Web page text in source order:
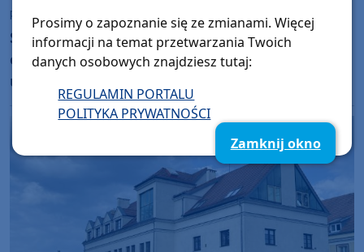
poniedziałek, 20 lipca 2026, 08:45
Służby zamknęły drogę i rzekę Brdę w
okolicach Chocińskiego Młyna. Saperzy
usuwali niewybuch (AKTUALIZACJA)
Prosimy o zapoznanie się ze zmianami. Więcej
informacji na temat przetwarzania Twoich
danych osobowych znajdziesz tutaj:
REGULAMIN PORTALU
POLITYKA PRYWATNOŚCI
Zamknij okno